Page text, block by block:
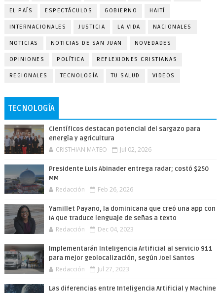
EL PAÍS ESPECTÁCULOS GOBIERNO HAITÍ
INTERNACIONALES JUSTICIA LA VIDA NACIONALES
NOTICIAS NOTICIAS DE SAN JUAN NOVEDADES
OPINIONES POLÍTICA REFLEXIONES CRISTIANAS
REGIONALES TECNOLOGÍA TU SALUD VIDEOS
TECNOLOGÍA
Científicos destacan potencial del sargazo para
energía y agricultura
CRISTHIAN MATEO Jul 02, 2026
Presidente Luis Abinader entrega radar; costó $250
MM
Redacción Feb 26, 2026
Yamillet Payano, la dominicana que creó una app con
IA que traduce lenguaje de señas a texto
Redacción Dec 04, 2023
Implementarán Inteligencia Artificial al servicio 911
para mejor geolocalización, según Joel Santos
Redacción Jul 27, 2023
Las diferencias entre Inteligencia Artificial y Machine